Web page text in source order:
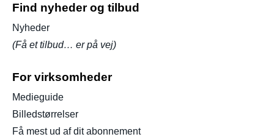
Find nyheder og tilbud
Nyheder
(Få et tilbud… er på vej)
For virksomheder
Medieguide
Billedstørrelser
Få mest ud af dit abonnement